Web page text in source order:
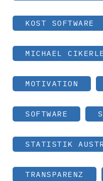
KOST SOFTWARE
MICHAEL CIKERLE
MOTIVATION
SOFTWARE
STATISTIK
TRANSPARENZ